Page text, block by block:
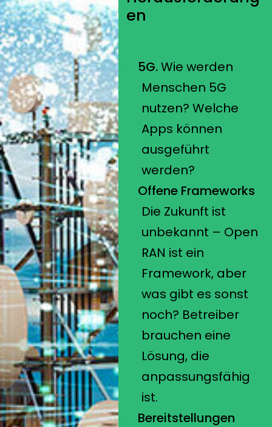
en
5G.Wie werden
Menschen 5G
nutzen? Welche
Apps können
ausgeführt
werden?
Offene Frameworks
Die Zukunft ist
unbekannt – Open
RAN ist ein
Framework, aber
was gibt es sonst
noch? Betreiber
brauchen eine
Lösung, die
anpassungsfähig
ist.
Bereitstellungen